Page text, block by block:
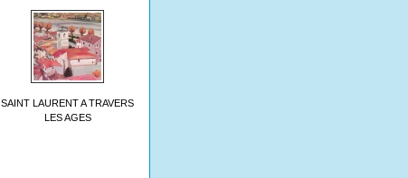
SAINT LAURENT A TRAVERS
LES AGES